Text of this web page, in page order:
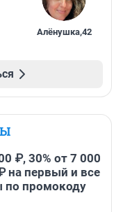
Алёнушка,42
₽, 30% от 7 000
на первый и все
по промокоду